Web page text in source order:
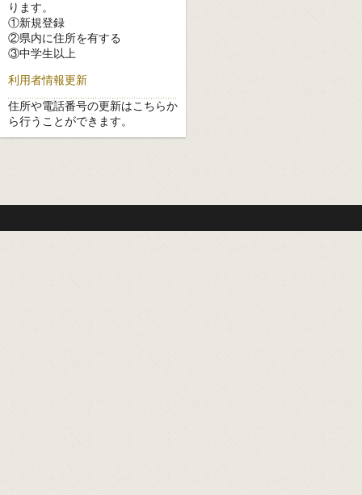
ります。
①新規登録
②県内に住所を有する
③中学生以上
利用者情報更新
住所や電話番号の更新はこちらか
ら行うことができます。